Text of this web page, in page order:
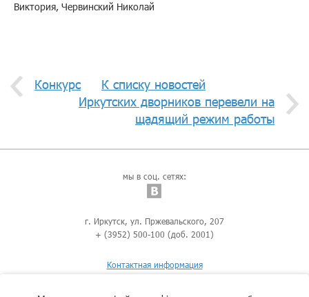
Виктория, Червинский Николай
Конкурс
К списку новостей
Иркутских дворников перевели на
щадящий режим работы
мы в соц. сетях:
г. Иркутск, ул. Пржевальского, 207
+ (3952) 500-100 (доб. 2001)
Контактная информация